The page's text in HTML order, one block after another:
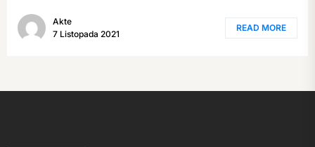
Akte
7 Listopada 2021
READ MORE